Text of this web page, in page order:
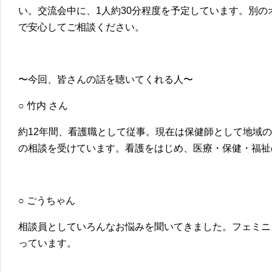
い。交流会中に、1人約30分程度を予定しています。別
で安心してご相談ください。
〜今回、皆さんの話を聴いてくれる人〜
○ 竹内 さん
約12年間、看護職として従事。現在は保健師として地域
の相談を受けています。看護をはじめ、医療・保健・福
○ ごうちゃん
相談員としていろんなお悩みを聞いてきました。フェミ
っています。